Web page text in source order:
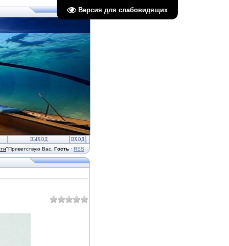
Версия для слабовидящих
ВЫХОД ВХОД
"Приветствую Вас Гость · RSS